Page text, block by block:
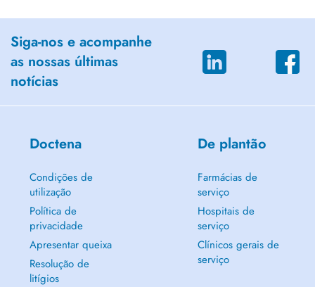
Siga-nos e acompanhe
as nossas últimas
notícias
Doctena
Condições de
utilização
Política de
privacidade
Apresentar queixa
Resolução de
litígios
De plantão
Farmácias de
serviço
Hospitais de
serviço
Clínicos gerais de
serviço